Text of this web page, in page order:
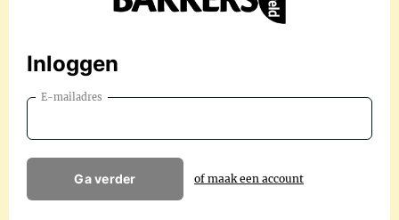
Inloggen
E-mailadres
Ga verder of maak een account